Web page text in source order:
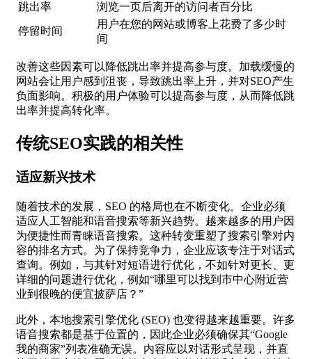
跳出率 浏览一页后离开的访问者百分比
停留时间
用户在您的网站或博客上花费了多少时
间
改善这些因素可以降低跳出率并提高参与度。加载缓慢的
网站会让用户感到沮丧，导致跳出率上升，并对SEO产生
负面影响。积极的用户体验可以提高参与度，从而降低跳
出率并提高转化率。
传统SEO实践的相关性
适应新兴技术
随着技术的发展，SEO 的格局也在不断变化。企业必须
适应人工智能和语音搜索等新兴趋势。越来越多的用户因
为便捷性而青睐语音搜索。这种转变重塑了搜索引擎对内
容的排名方式。为了保持竞争力，企业应该专注于对话式
查询。例如，与其针对短语进行优化，不如针对更长、更
详细的问题进行优化，例如“哪里可以找到市中心附近营
业到很晚的便宜披萨店？”
此外，本地搜索引擎优化 (SEO) 也变得越来越重要。许多
语音搜索都是基于位置的，因此企业必须确保其“Google
我的商家”列表准确无误。内容应以对话形式呈现，并直